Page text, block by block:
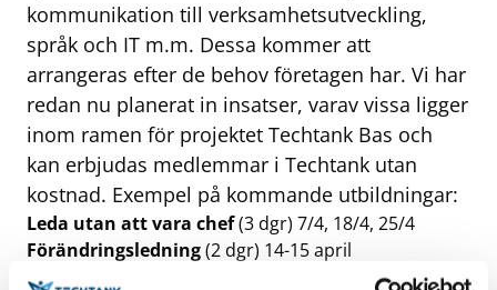
kommunikation till verksamhetsutveckling,
språk och IT m.m. Dessa kommer att
arrangeras efter de behov företagen har. Vi har
redan nu planerat in insatser, varav vissa ligger
inom ramen för projektet Techtank Bas och
kan erbjudas medlemmar i Techtank utan
kostnad. Exempel på kommande utbildningar:
Leda utan att vara chef(3 dgr) 7/4, 18/4, 25/4
Förändringsledning(2 dgr) 14-15 april
Projektledning